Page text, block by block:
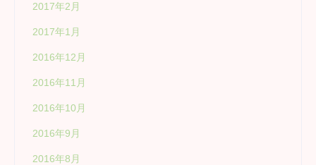
2017年2月
2017年1月
2016年12月
2016年11月
2016年10月
2016年9月
2016年8月